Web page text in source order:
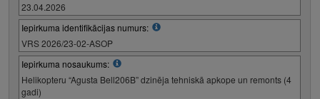
23.04.2026
Iepirkuma identifikācijas numurs:
VRS 2026/23-02-ASOP
Iepirkuma nosaukums:
Helikopteru “Agusta Bell206B” dzinēja tehniskā apkope un remonts (4
gadi)